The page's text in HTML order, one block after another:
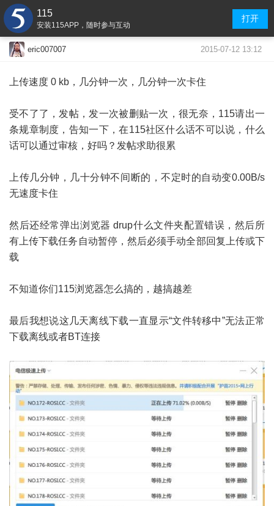
115
安装115APP，随时参与互动
打开
eric007007 2015-07-12 13:12
上传速度 0 kb，几分钟一次，几分钟一次卡住
受不了了，发帖，发一次被删贴一次，很无奈，115请出一
条规章制度，告知一下，在115社区什么话不可以说，什么
话可以通过审核，好吗？发帖求助很累
上传几分钟，几十分钟不间断的，不定时的自动变0.00B/s
无速度卡住
然后还经常弹出浏览器 drup什么文件夹配置错误，然后所
有上传下载任务自动暂停，然后必须手动全部回复上传或下
载
不知道你们115浏览器怎么搞的，越搞越差
最后我想说这几天离线下载一直显示“文件转移中”无法正常
下载离线或者BT连接